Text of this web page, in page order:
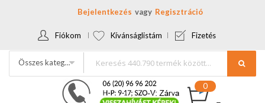
Bejelentkezés Regisztráció
Fiókom Kívánságlistám Fizetés
Összes kategória